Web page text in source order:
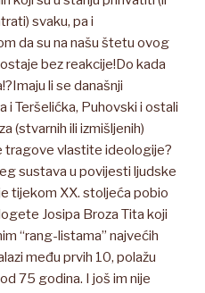
svaku, pa i
da su na našu štetu ovog
bez reakcije!Do kada
li se današnji
i Teršelićka, Puhovski i ostali
(stvarnih ili izmišljenih)
tragove vlastite ideologije?
sustava u povijesti ljudske
tijekom XX. stoljeća pobio
Josipa Broza Tita koji
“rang-listama” najvećih
među prvih 10, polažu
75 godina. I još im nije